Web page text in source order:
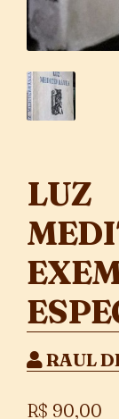
LUZ
RAUL
R$ 90,00